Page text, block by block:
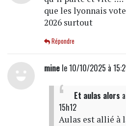
que les lyonnais
2026 surtout
Répondre
minele 10/10/2025 à
Et aulas alors
15h12
Aulas est allié à